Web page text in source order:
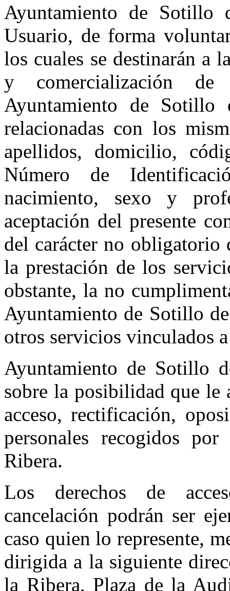
Ayuntamiento de
Usuario, de forma
los cuales se destinarán a
y comercialización
Ayuntamiento de
relacionadas con los
apellidos, domicilio,
Número de
nacimiento, sexo y
aceptación del presente
del carácter no obligatorio
la prestación de los
obstante, la no
Ayuntamiento de Sotillo
otros servicios vinculados
Ayuntamiento de Sotillo
sobre la posibilidad que le
acceso, rectificación,
personales recogidos
Ribera.
Los derechos de
cancelación podrán ser
caso quien lo represente,
dirigida a la siguiente
la Ribera, Plaza de la